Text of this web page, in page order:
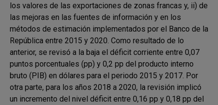
De acuerdo con la sexta versión del manual de balanza de
pagos del Fondo Monetario Internacional, la cuenta financiera se
presenta con el mismo signo de la cuenta corriente. Por ejemplo, si la
cuenta corriente es deficitaria, la cuenta financiera es negativa
indicando que la economía acude a financiación externa y/o liquidar
sus activos externos para financiar su exceso de gasto corriente.
Fuente:Banco de la República
los valores de las exportaciones de zonas francas y, ii) de
las mejoras en las fuentes de información y en los
métodos de estimación implementados por el Banco de la
República entre 2015 y 2020. Como resultado de lo
anterior, se revisó a la baja el déficit corriente entre 0,07
puntos porcentuales (pp) y 0,2 pp del producto interno
bruto (PIB) en dólares para el periodo 2015 y 2017. Por
otra parte, para los años 2018 a 2020, la revisión implicó
un incremento del nivel déficit entre 0,16 pp y 0,18 pp del